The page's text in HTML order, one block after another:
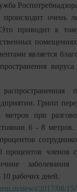
происходит очень
приводит к
является
Грипп
метров при
6 - 8
процентов членов
заболевания
10 рабочих дней.
news/2017/08/